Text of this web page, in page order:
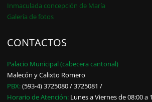
Inmaculada concepción de María
Galería de fotos
CONTACTOS
Palacio Municipal (cabecera cantonal)
Malecón y Calixto Romero
PBX:(593-4) 3725080 / 3725081 /
Horario de Atención: Lunes a Viernes de 08:00 a